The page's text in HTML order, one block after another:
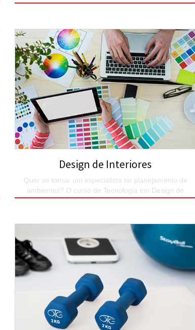
profissional Biomédico
Design de Interiores
Quer se tornar um especialista no planejamento de
ambientes? O curso de Tecnologia em Design de
Interiores é sua graduação superior.